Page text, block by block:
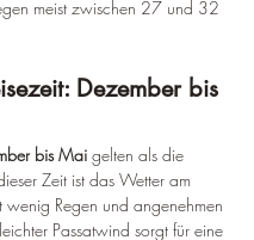
meist zwischen 27 und 32
Dezember bis
bis Mai gelten als die
Zeit ist das Wetter am
wenig Regen und angenehmen
Passatwind sorgt für eine